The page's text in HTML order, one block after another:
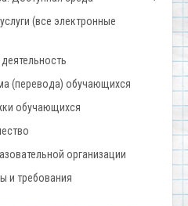
(все электронные
(перевода) обучающихся
обучающихся
организации
и требования